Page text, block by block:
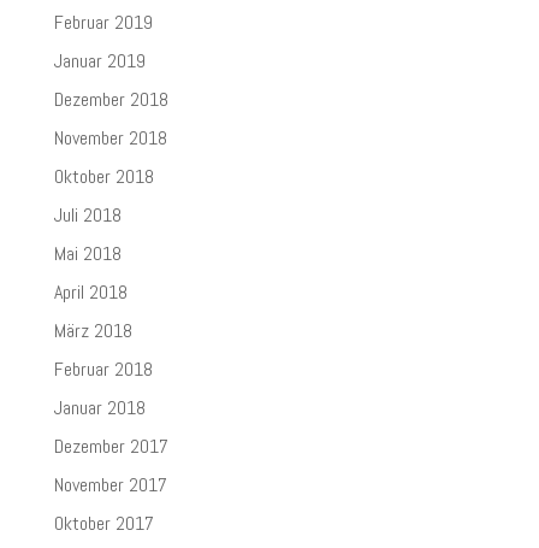
Februar 2019
Januar 2019
Dezember 2018
November 2018
Oktober 2018
Juli 2018
Mai 2018
April 2018
März 2018
Februar 2018
Januar 2018
Dezember 2017
November 2017
Oktober 2017